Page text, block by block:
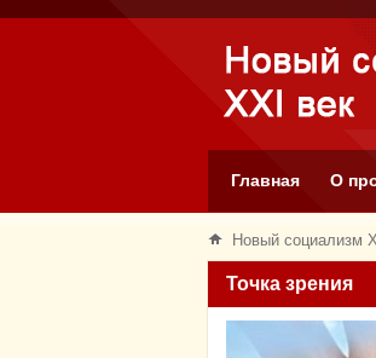
Главная О
Новый социализм
Точка зрения